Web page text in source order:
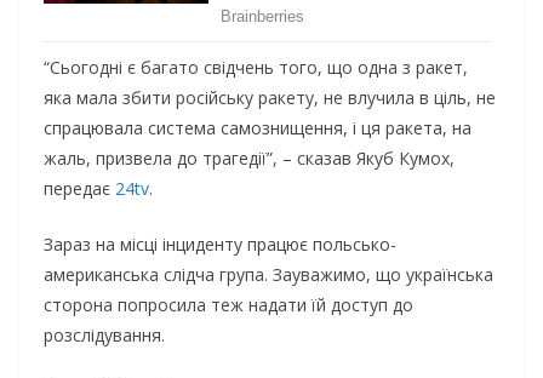
“Сьогодні є багато свідчень того, що одна з ракет,
яка мала збити російську ракету, не влучила в ціль, не
спрацювала система самознищення, і ця ракета, на
жаль, призвела до трагедії”, – сказав Якуб Кумох,
передає 24tv.
Зараз на місці інциденту працює польсько-
американська слідча група. Зауважимо, що українська
сторона попросила теж надати їй доступ до
розслідування.